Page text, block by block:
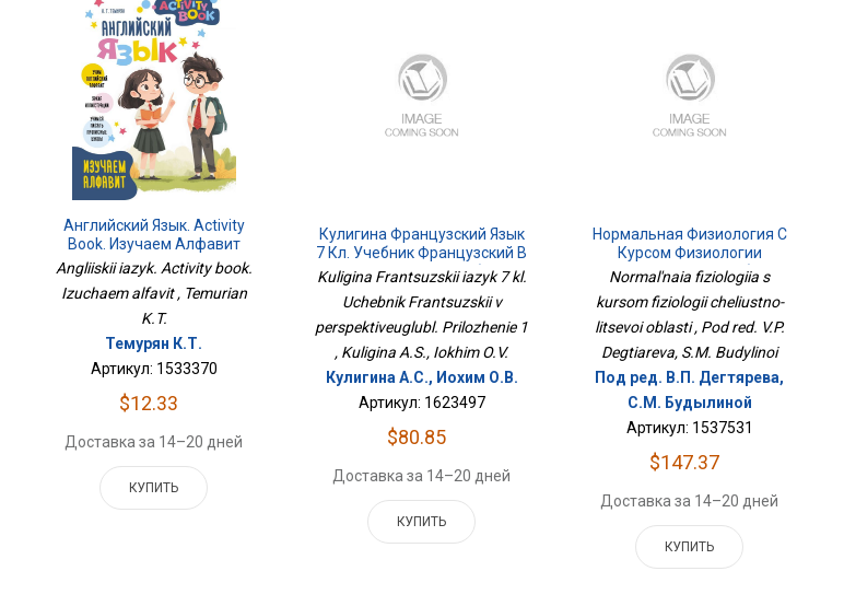
Английский Язык. Activity
Book. Изучаем Алфавит
Angliiskii iazyk. Activity book.
Izuchaem alfavit , Temurian
K.T.
Темурян К.Т.
Артикул: 1533370
$12.33
Доставка за 14–20 дней
КУПИТЬ
Кулигина Французский Язык
7 Кл. Учебник Французский В
Перспективеуглубл.
Kuligina Frantsuzskii iazyk 7 kl.
Uchebnik Frantsuzskii v
perspektiveuglubl. Prilozhenie 1
, Kuligina A.S., Iokhim O.V.
Кулигина А.С., Иохим О.В.
Артикул: 1623497
$80.85
Доставка за 14–20 дней
КУПИТЬ
Нормальная Физиология С
Курсом Физиологии
Челюстно-Лицевой Области
Normal'naia fiziologiia s
kursom fiziologii cheliustno-
litsevoi oblasti , Pod red. V.P.
Degtiareva, S.M. Budylinoi
Под ред. В.П. Дегтярева,
С.М. Будылиной
Артикул: 1537531
$147.37
Доставка за 14–20 дней
КУПИТЬ